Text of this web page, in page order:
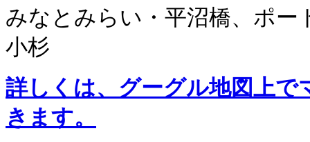
みなとみらい・平沼橋、ポ
小杉
詳しくは、グーグル地図上
きます。